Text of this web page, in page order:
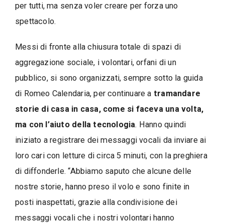
per tutti, ma senza voler creare per forza uno
spettacolo.
Messi di fronte alla chiusura totale di spazi di
aggregazione sociale, i volontari, orfani di un
pubblico, si sono organizzati, sempre sotto la guida
di Romeo Calendaria, per continuare a tramandare
storie di casa in casa, come si faceva una volta,
ma con l’aiuto della tecnologia. Hanno quindi
iniziato a registrare dei messaggi vocali da inviare ai
loro cari con letture di circa 5 minuti, con la preghiera
di diffonderle. “Abbiamo saputo che alcune delle
nostre storie, hanno preso il volo e sono finite in
posti inaspettati, grazie alla condivisione dei
messaggi vocali che i nostri volontari hanno